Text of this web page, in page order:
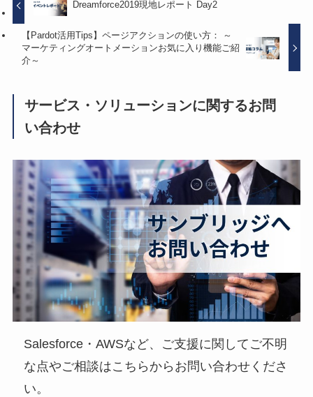
Dreamforce2019現地レポート Day2
【Pardot活用Tips】ページアクションの使い方： ～
マーケティングオートメーションお気に入り機能ご紹
介～
サービス・ソリューションに関するお問
い合わせ
Salesforce・AWSなど、ご支援に関してご不明
な点やご相談はこちらからお問い合わせくださ
い。